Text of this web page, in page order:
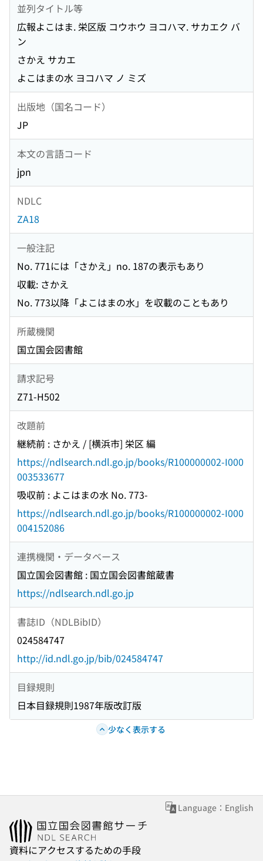
並列タイトル等
広報よこはま. 栄区版 コウホウ ヨコハマ. サカエク バ
ン
さかえ サカエ
よこはまの水 ヨコハマ ノ ミズ
出版地（国名コード）
JP
本文の言語コード
jpn
NDLC
ZA18
一般注記
No. 771には「さかえ」no. 187の表示もあり
収載: さかえ
No. 773以降「よこはまの水」を収載のこともあり
所蔵機関
国立国会図書館
請求記号
Z71-H502
改題前
継続前 : さかえ / [横浜市] 栄区 編
https://ndlsearch.ndl.go.jp/books/R100000002-I000
003533677
吸収前 : よこはまの水 No. 773-
https://ndlsearch.ndl.go.jp/books/R100000002-I000
004152086
連携機関・データベース
国立国会図書館 : 国立国会図書館蔵書
https://ndlsearch.ndl.go.jp
書誌ID（NDLBibID）
024584747
http://id.ndl.go.jp/bib/024584747
目録規則
日本目録規則1987年版改訂版
少なく表示する
Language：English
資料にアクセスするための手段